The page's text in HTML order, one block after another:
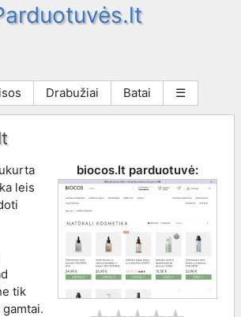
Drabužiai Batai ☰
biocos.lt parduotuvė:
leis
tik